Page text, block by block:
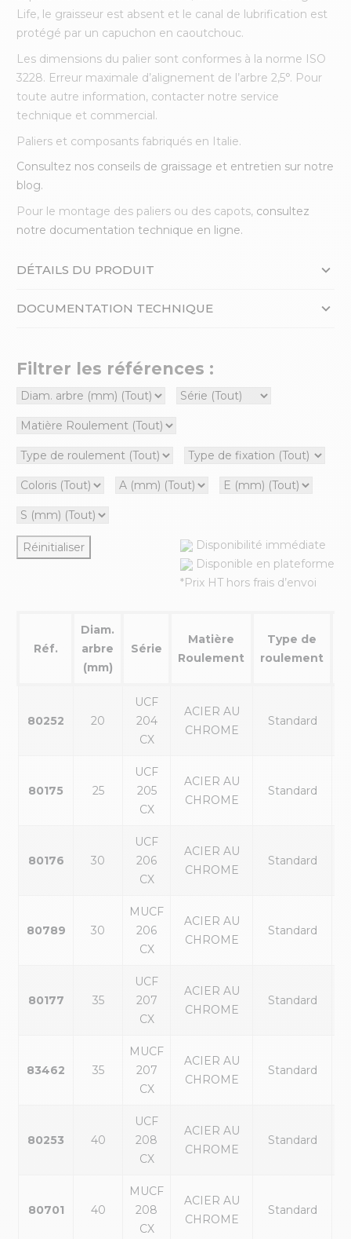
Life, le graisseur est absent et le canal de lubrification est
protégé par un capuchon en caoutchouc.
Les dimensions du palier sont conformes à la norme ISO
3228. Erreur maximale d’alignement de l’arbre 2,5°. Pour
toute autre information, contacter notre service
technique et commercial.
Paliers et composants fabriqués en Italie.
Consultez nos conseils de graissage et entretien sur notre
blog.
Pour le montage des paliers ou des capots, consultez
notre documentation technique en ligne.
DÉTAILS DU PRODUIT
DOCUMENTATION TECHNIQUE
Filtrer les références :
Réinitialiser
Disponibilité immédiate
Disponible en plateforme
*Prix HT hors frais d’envoi
Réf.
Diam.
arbre
(mm)
Série
Matière
Roulement
Type de
roulement
80252 20
UCF
204
CX
ACIER AU
CHROME
Standard
80175 25
UCF
205
CX
ACIER AU
CHROME
Standard
80176 30
UCF
206
CX
ACIER AU
CHROME
Standard
80789 30
MUCF
206
CX
ACIER AU
CHROME
Standard
80177 35
UCF
207
CX
ACIER AU
CHROME
Standard
83462 35
MUCF
207
CX
ACIER AU
CHROME
Standard
80253 40
UCF
208
CX
ACIER AU
CHROME
Standard
80701 40
MUCF
208
CX
ACIER AU
CHROME
Standard